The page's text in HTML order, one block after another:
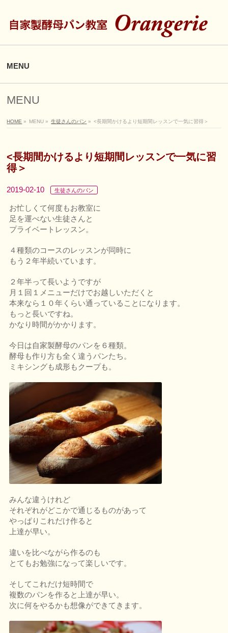
MENU
MENU
HOME » MENU » 生徒さんのパン » <長期間かけるより短期間レッスンで一気に習得＞
<長期間かけるより短期間レッスンで一気に習
得＞
2019-02-10 生徒さんのパン
お忙しくて何度もお教室に
足を運べない生徒さんと
プライベートレッスン。
４種類のコースのレッスンが同時に
もう２年半続いています。
２年半って長いようですが
月１回１メニューだけでお越しいただくと
本来なら１０年くらい通っていることになります。
もっと長いですね。
かなり時間がかかります。
今日は自家製酵母のパンを６種類。
酵母も作り方も全く違うパンたち。
ミキシングも成形もクープも。
みんな違うけれど
それぞれがどこかで通じるものがあって
やっぱりこれだけ作ると
上達が早い。
違いを比べながら作るのも
とてもお勉強になって楽しいです。
そしてこれだけ短時間で
複数のパンを作ると上達が早い。
次に何をやるかも想像ができてきます。